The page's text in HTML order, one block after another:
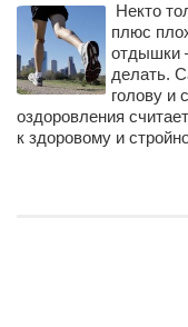
Музыканты
Евгений
Сергей Коноз
Денис
Некто
плюс
отдышки
делать.
голову и
оздоровления
к здоровому и